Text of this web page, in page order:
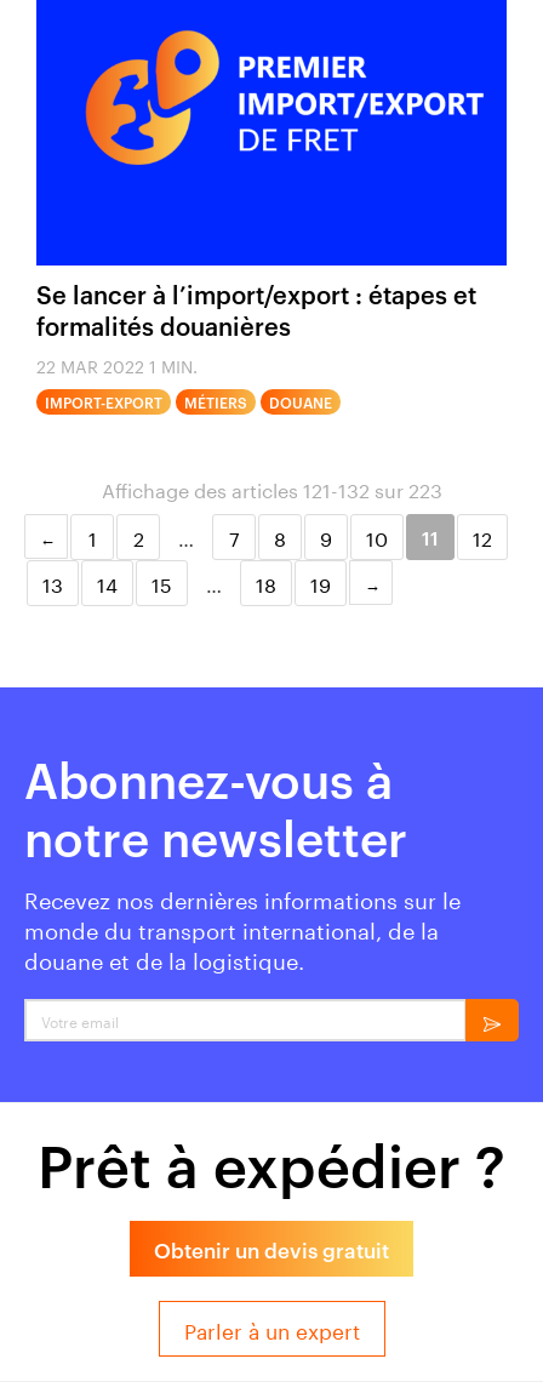
Se lancer à l’import/export : étapes et
formalités douanières
22 MAR 2022 1 MIN.
IMPORT-EXPORT MÉTIERS DOUANE
Affichage des articles 121-132 sur 223
1
2 7 8 9 10 11
12
13
14 15 18 19
Abonnez-vous à
notre newsletter
Recevez nos dernières informations sur le
monde du transport international, de la
douane et de la logistique.
Prêt à expédier ?
Obtenir un devis gratuit
Parler à un expert